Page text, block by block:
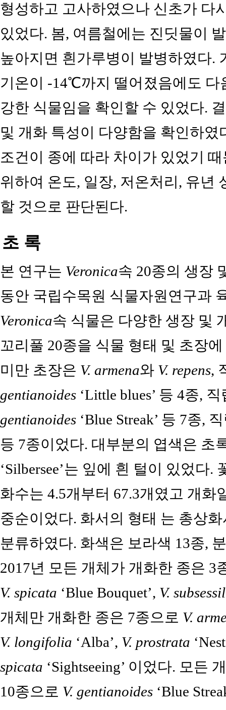
형성하고 고사하였으나 신초가 다
있었다. 봄, 여름철에는 진딧물이
높아지면 흰가루병이 발병하였다.
기온이 -14℃까지 떨어졌음에도 다
강한 식물임을 확인할 수 있었다.
및 개화 특성이 다양함을 확인하
조건이 종에 따라 차이가 있었기
위하여 온도, 일장, 저온처리, 유년
할 것으로 판단된다.
초 록
본 연구는 Veronica속 20종의 생장
동안 국립수목원 식물자원연구과
Veronica속 식물은 다양한 생장 및
꼬리풀 20종을 식물 형태 및 초장
미만 초장은 V. armena와 V. repens,
gentianoides ‘Little blues’ 등 4종,
gentianoides ‘Blue Streak’ 등 7종,
등 7종이었다. 대부분의 엽색은 초
‘Silbersee’는 잎에 흰 털이 있었다.
화수는 4.5개부터 67.3개였고 개화
중순이었다. 화서의 형태 는 총상
분류하였다. 화색은 보라색 13종,
2017년 모든 개체가 개화한 종은 3
V. spicata ‘Blue Bouquet’, V.
개체만 개화한 종은 7종으로 V.
V. longifolia ‘Alba’, V. prostrata
spicata ‘Sightseeing’ 이었다. 모든
10종으로 V. gentianoides ‘Blue